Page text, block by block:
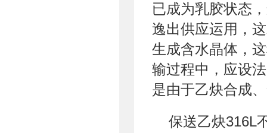
已成为乳胶状态
逸出供应运用，
生成含水晶体，
输过程中，应设
是由于乙炔合成
保送乙炔316L